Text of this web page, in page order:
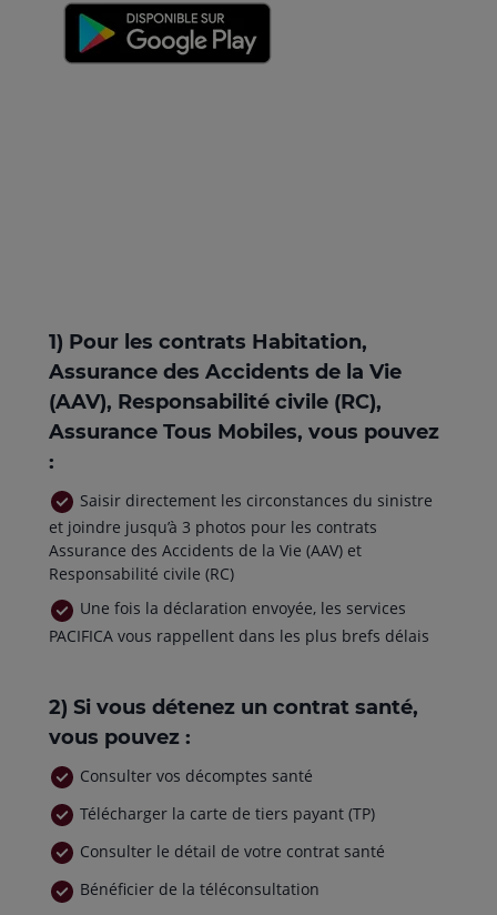
1) Pour les contrats Habitation,
Assurance des Accidents de la Vie
(AAV), Responsabilité civile (RC),
Assurance Tous Mobiles, vous pouvez
:
Saisir directement les circonstances du sinistre
et joindre jusqu’à 3 photos pour les contrats
Assurance des Accidents de la Vie (AAV) et
Responsabilité civile (RC)
Une fois la déclaration envoyée, les services
PACIFICA vous rappellent dans les plus brefs délais
2) Si vous détenez un contrat santé,
vous pouvez :
Consulter vos décomptes santé
Télécharger la carte de tiers payant (TP)
Consulter le détail de votre contrat santé
Bénéficier de la téléconsultation